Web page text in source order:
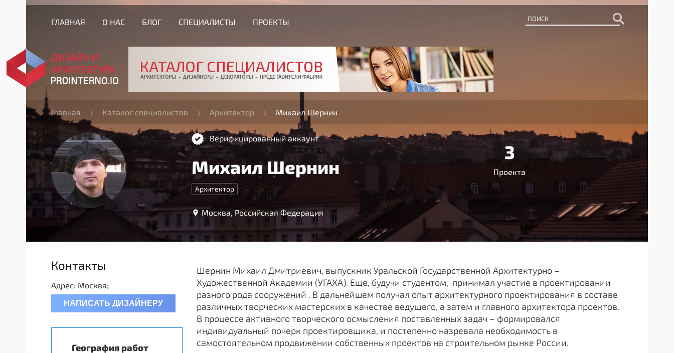
ГЛАВНАЯ О НАС БЛОГ СПЕЦИАЛИСТЫ ПРОЕКТЫ
Главная Каталог специалистов Архитектор Михаил Шернин
Верифицированный аккаунт
Михаил Шернин
Архитектор
Москва, Российская Федерация
3
Проекта
Контакты
Адрес: Москва;
НАПИСАТЬ ДИЗАЙНЕРУ
География работ
Шернин Михаил Дмитриевич, выпускник Уральской Государственной Архитектурно –
Художественной Академии (УГАХА). Еще, будучи студентом, принимал участие в проектировании
разного рода сооружений . В дальнейшем получал опыт архитектурного проектирования в составе
различных творческих мастерских в качестве ведущего, а затем и главного архитектора проектов.
В процессе активного творческого осмысления поставленных задач – формировался
индивидуальный почерк проектировщика, и постепенно назревала необходимость в
самостоятельном продвижении собственных проектов на строительном рынке России.